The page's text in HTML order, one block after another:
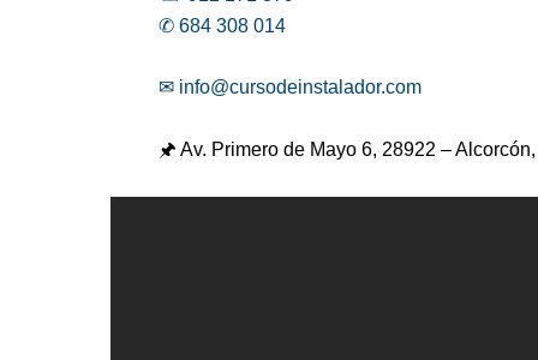
✆ 684 308 014
✉ info@cursodeinstalador.com
🖈 Av. Primero de Mayo 6, 28922 –